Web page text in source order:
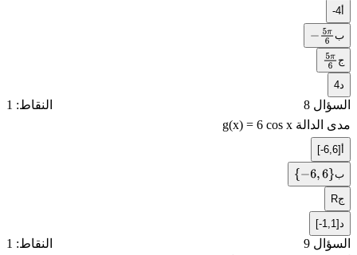
-4
ب − 5π6
ج 5π
64
السؤال 8
النقاط: 1
مدى الدالة g(x) = 6 cos x
[-6,6]
ب {−6,6 }
جR
[-1,1]
السؤال 9
النقاط: 1